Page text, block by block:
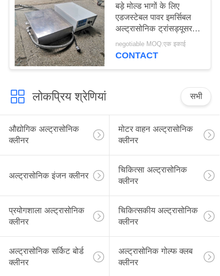
बड़े मोल्ड भागों के लिए
एडजस्टेबल पावर इमर्सिबल
अल्ट्रासोनिक ट्रांसड्यूसर
1800W
negotiable MOQ:एक इकाई
CONTACT
लोकप्रिय श्रेणियां सभी
औद्योगिक अल्ट्रासोनिक
क्लीनर
मोटर वाहन अल्ट्रासोनिक
क्लीनर
अल्ट्रासोनिक इंजन क्लीनर
चिकित्सा अल्ट्रासोनिक
क्लीनर
प्रयोगशाला अल्ट्रासोनिक
क्लीनर
चिकित्सकीय अल्ट्रासोनिक
क्लीनर
अल्ट्रासोनिक सर्किट बोर्ड
क्लीनर
अल्ट्रासोनिक गोल्फ क्लब
क्लीनर